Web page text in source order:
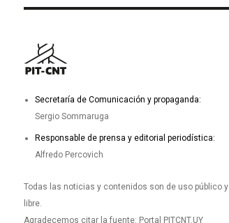
Secretaría de Comunicación y propaganda:
Sergio Sommaruga
Responsable de prensa y editorial periodística:
Alfredo Percovich
Todas las noticias y contenidos son de uso público y
libre.
Agradecemos citar la fuente: Portal PITCNT.UY